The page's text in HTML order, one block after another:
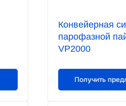
Конвейерная
парофазной
VP2000